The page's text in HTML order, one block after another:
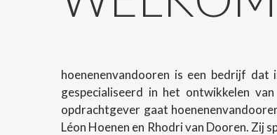
hoenenenvandooren is een bedrijf
gespecialiseerd in het ontwikkelen
opdrachtgever gaat
Léon Hoenen en Rhodri van Dooren. Zij